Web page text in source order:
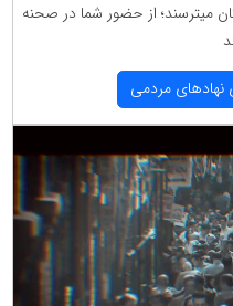
میترسند؛ از حضور شما در صحنه
مردمی